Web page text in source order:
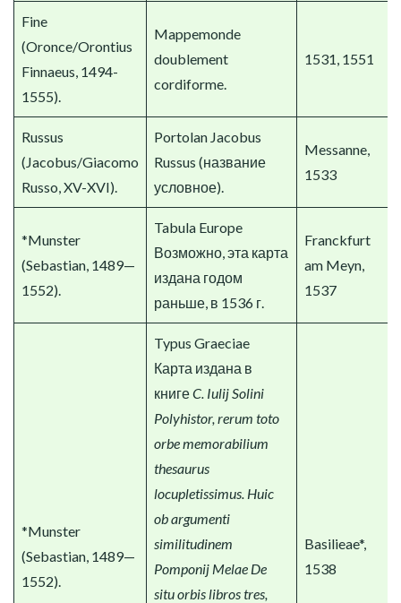
Fine
(Oronce/Orontius
Finnaeus, 1494-
1555).
Mappemonde
doublement
cordiforme.
1531, 1551
Russus
(Jacobus/Giacomo
Russo, XV-XVI).
Portolan Jacobus
Russus (название
условное).
Messanne,
1533
*Munster
(Sebastian, 1489—
1552).
Tabula Europe
Возможно, эта карта
издана годом
раньше, в 1536 г.
Franckfurt
am Meyn,
1537
*Munster
(Sebastian, 1489—
1552).
Typus Graeciae
Карта издана в
книгеC. Iulij Solini
Polyhistor, rerum toto
orbe memorabilium
thesaurus
locupletissimus. Huic
ob argumenti
similitudinem
Pomponij Melae De
situ orbis libros tres,
Basilieae*,
1538